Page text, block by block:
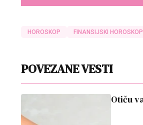
HOROSKOP FINANSIJSKI HOROSKOP
POVEZANE VESTI
Otiču